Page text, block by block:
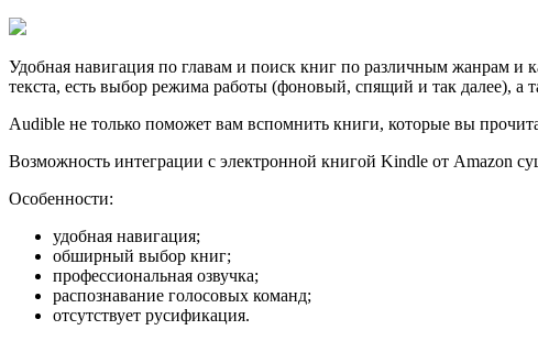
Удобная навигация по главам и поиск книг по различным жанрам и
текста, есть выбор режима работы (фоновый, спящий и так далее),
Audible не только поможет вам вспомнить книги, которые вы
Возможность интеграции с электронной книгой Kindle от Amazon
Особенности:
удобная навигация;
обширный выбор книг;
профессиональная озвучка;
распознавание голосовых команд;
отсутствует русификация.